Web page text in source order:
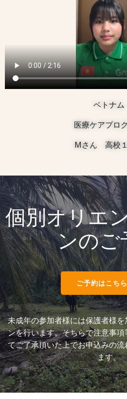
ベトナム
医療ケアプロ
Mさん 高校
個別オリエ
ンのご
ご予約はこち
未成年の参加者様には保護者様
ンを行います。そちらで注意事
てご了承頂いた上でお申込みの
ます。